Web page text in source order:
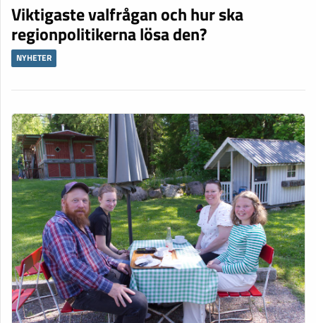
Viktigaste valfrågan och hur ska
regionpolitikerna lösa den?
NYHETER